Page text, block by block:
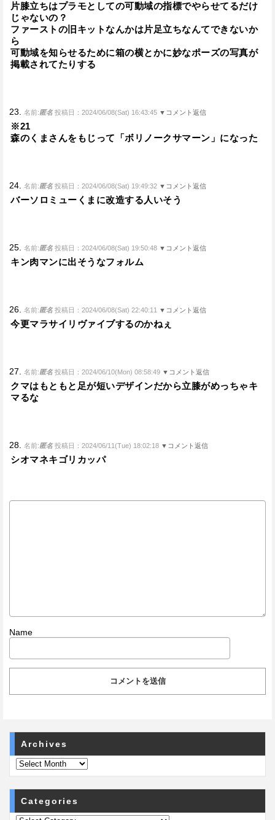
片膝立ちはプラモとしての可動域の指標でやらせてるだけ
じゃないの？
ファーストの旧キットなんかは片足立ちなんてできないか
ら
可動域を知らせるために箱の横とかに妙なポーズの写真が
掲載されてたりする
23. 名前:匿名 投稿日：2024/06/08(Sat) 16:43:45 ▼コメント返信
※21
森のくまさんをもじって「ボリノークサマーン」になった
24. 名前:匿名 投稿日：2024/06/08(Sat) 19:49:32 ▼コメント返信
バーソロミューくまに改造する人いそう
25. 名前:匿名 投稿日：2024/06/08(Sat) 19:50:48 ▼コメント返信
キン肉マンに出そうなフォルム
26. 名前:匿名 投稿日：2024/06/08(Sat) 22:40:11 ▼コメント返信
今更マラサイリヴァイブするのかねぇ
27. 名前:匿名 投稿日：2024/06/10(Mon) 08:58:49 ▼コメント返信
クマはもともと足が短いデザインだから立膝がめっちゃキ
マるな
28. 名前:匿名 投稿日：2024/06/11(Tue) 18:02:18 ▼コメント返信
シオマネキゴリカッパ
Name
Archives
Categories